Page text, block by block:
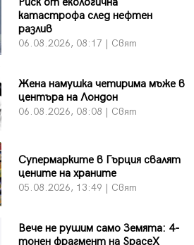
катастрофа след нефтен
разлив
06.08.2026, 08:17 | Свят
Жена намушка четирима мъже в
центъра на Лондон
06.08.2026, 08:08 | Свят
Супермарките в Гърция свалят
цените на храните
05.08.2026, 13:49 | Свят
Вече не рушим само Земята: 4-
тонен фрагмент на SpaceX